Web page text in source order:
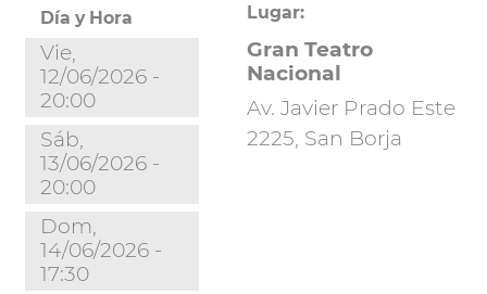
Día y Hora
Vie,
12/06/2026 -
20:00
Sáb,
13/06/2026 -
20:00
Dom,
14/06/2026 -
17:30
Lugar:
Gran Teatro
Nacional
Av. Javier Prado Este
2225, San Borja